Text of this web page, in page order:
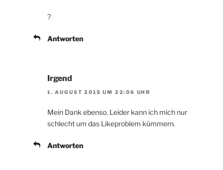
?
Antworten
Irgend
1. AUGUST 2015 UM 22:06 UHR
Mein Dank ebenso. Leider kann ich mich nur
schlecht um das Likeproblem kümmern.
Antworten